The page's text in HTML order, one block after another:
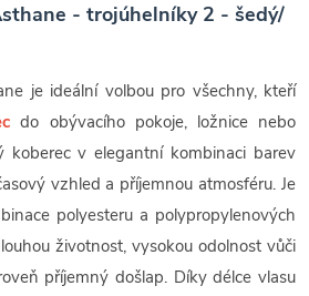
- trojúhelníky 2 - šedý/
je ideální volbou pro všechny, kteří
do obývacího pokoje, ložnice nebo
koberec v elegantní kombinaci barev
vzhled a příjemnou atmosféru. Je
polyesteru a polypropylenových
životnost, vysokou odolnost vůči
příjemný došlap. Díky délce vlasu